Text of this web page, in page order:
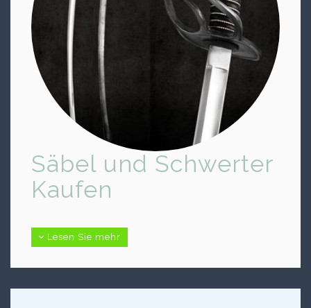
Säbel und Schwerter
Kaufen
Schwerter kaufen ohne Portokosten
Lesen Sie mehr